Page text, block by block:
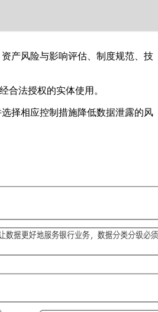
产风险与影响评估、制度规范、技
合法授权的实体使用。
择相应控制措施降低数据泄露的风